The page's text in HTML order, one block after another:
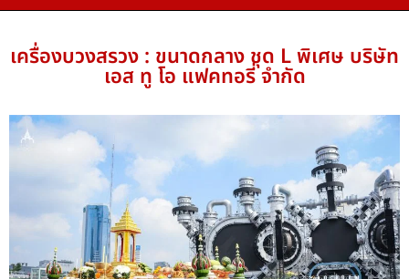
เครื่องบวงสรวง : ขนาดกลาง ชุด L พิเศษ บริษัท
เอส ทู โอ แฟคทอรี่ จำกัด